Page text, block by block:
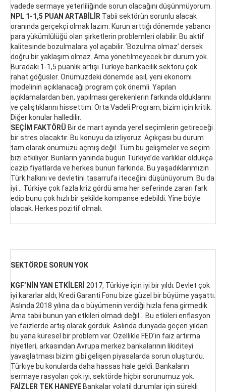
vadede sermaye yeterliliğinde sorun olacağını düşünmüyorum.
NPL 1-1,5 PUAN ARTABİLİR Tabii sektörün sorunlu alacak
oranında gerçekçi olmak lazım. Kurun arttığı dönemde yabancı
para yükümlülüğü olan şirketlerin problemleri olabilir. Bu aktif
kalitesinde bozulmalara yol açabilir. ‘Bozulma olmaz’ dersek
doğru bir yaklaşım olmaz. Ama yönetilmeyecek bir durum yok.
Buradaki 1-1,5 puanlık artışı Türkiye bankacılık sektörü çok
rahat göğüsler. Önümüzdeki dönemde asıl, yeni ekonomi
modelinin açıklanacağı program çok önemli. Yapılan
açıklamalardan ben, yapılması gerekenlerin farkında olduklarını
ve çalıştıklarını hissettim. Orta Vadeli Program, bizim için kritik.
Diğer konular halledilir.
SEÇİM FAKTÖRÜ Bir de mart ayında yerel seçimlerin getireceği
bir stres olacaktır. Bu konuyu da izliyoruz. Açıkçası bu durum
tam olarak önümüzü açmış değil. Tüm bu gelişmeler ve seçim
bizi etkiliyor. Bunların yanında bugün Türkiye’de varlıklar oldukça
cazip fiyatlarda ve herkes bunun farkında. Bu yaşadıklarımızın
Türk halkını ve devletini tasarrufa iteceğini düşünüyorum. Bu da
iyi... Türkiye çok fazla kriz gördü ama her seferinde zararı fark
edip bunu çok hızlı bir şekilde kompanse edebildi. Yine böyle
olacak. Herkes pozitif olmalı.
SEKTÖRDE SORUN YOK
KGF’NİN YAN ETKİLERİ 2017, Türkiye için iyi bir yıldı. Devlet çok
iyi kararlar aldı, Kredi Garanti Fonu bize güzel bir büyüme yaşattı.
Aslında 2018 yılına da o büyümenin verdiği hızla fena girmedik.
Ama tabii bunun yan etkileri olmadı değil… Bu etkileri enflasyon
ve faizlerde artış olarak gördük. Aslında dünyada geçen yıldan
bu yana küresel bir problem var. Özellikle FED’in faiz artırma
niyetleri, arkasından Avrupa merkez bankalarının likiditeyi
yavaşlatması bizim gibi gelişen piyasalarda sorun oluşturdu.
Türkiye bu konularda daha hassas hale geldi. Bankaların
sermaye rasyoları çok iyi, sektörde hiçbir sorunumuz yok.
FAİZLER TEK HANEYE Bankalar volatil durumlar için sürekli